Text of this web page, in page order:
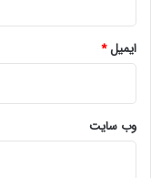
ر
ج
ی
ر
ه
ا
ایمیل*
وب‌ سایت